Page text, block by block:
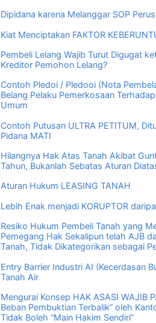
Dipidana karena Melanggar SOP
Kiat Menciptakan FAKTOR
Pembeli Lelang Wajib Turut Digugat
Kreditor Pemohon Lelang?
Contoh Pledoi / Pledooi (Nota
Belang Pelaku Pemerkosaan
Umum
Contoh Putusan ULTRA PETITUM,
Pidana MATI
Hilangnya Hak Atas Tanah Akibat
Tahun, Bukanlah Sebatas Aturan
Aturan Hukum LEASING TANAH
Lebih Enak menjadi KORUPTOR
Resiko Hukum Pembeli Tanah yang
Pemegang Hak Sekalipun telah AJB
Tanah, Tidak Dikategorikan sebagai
Entry Barrier Industri AI (Kecerdasan
Tanah Air
Mengurai Konsep HAK ASASI WAJIB
Beban Pembuktian Terbalik” oleh
Tidak Boleh “Main Hakim Sendiri”